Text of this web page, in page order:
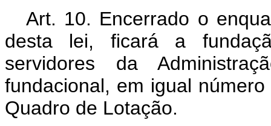
Art. 10. Encerrado o
desta lei, ficará a
servidores da
fundacional, em igual
Quadro de Lotação.